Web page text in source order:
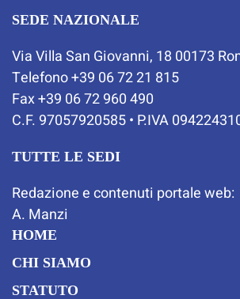
SEDE NAZIONALE
Via Villa San Giovanni, 18 00173
Telefono +39 06 72 21 815
Fax +39 06 72 960 490
C.F. 97057920585 • P.IVA
TUTTE LE SEDI
Redazione e contenuti portale web:
A. Manzi
HOME
CHI SIAMO
STATUTO